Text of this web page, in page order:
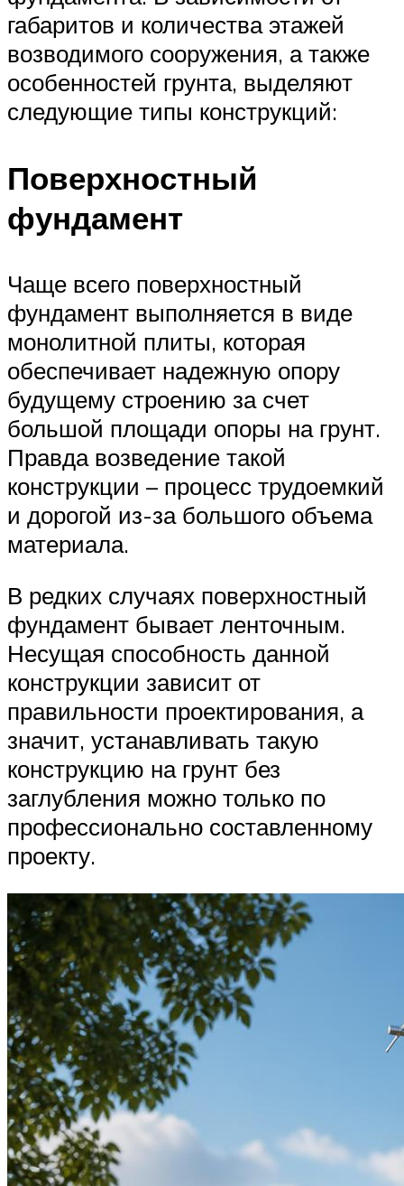
габаритов и количества этажей
возводимого сооружения, а также
особенностей грунта, выделяют
следующие типы конструкций:
Поверхностный
фундамент
Чаще всего поверхностный
фундамент выполняется в виде
монолитной плиты, которая
обеспечивает надежную опору
будущему строению за счет
большой площади опоры на грунт.
Правда возведение такой
конструкции – процесс трудоемкий
и дорогой из-за большого объема
материала.
В редких случаях поверхностный
фундамент бывает ленточным.
Несущая способность данной
конструкции зависит от
правильности проектирования, а
значит, устанавливать такую
конструкцию на грунт без
заглубления можно только по
профессионально составленному
проекту.